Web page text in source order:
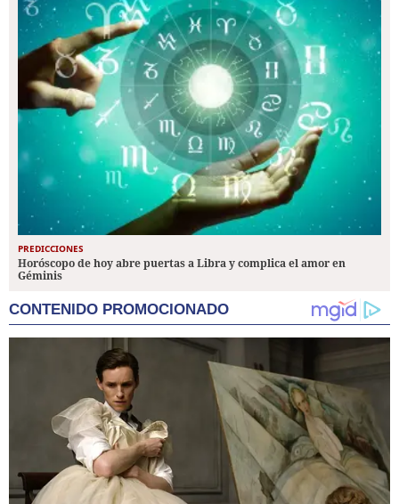
PREDICCIONES
Horóscopo de hoy abre puertas a Libra y complica el amor en
Géminis
CONTENIDO PROMOCIONADO